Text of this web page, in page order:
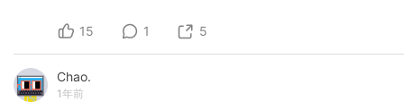
15 1 5
Chao.
1年前